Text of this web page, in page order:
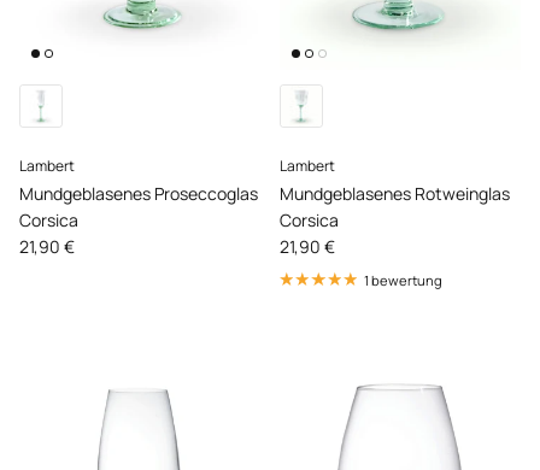
Lambert
Mundgeblasenes Proseccoglas
Corsica
Normaler Preis
21,90 €
Lambert
Mundgeblasenes Rotweinglas
Corsica
Normaler Preis
21,90 €
1 bewertung